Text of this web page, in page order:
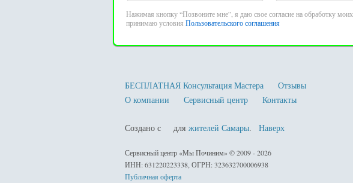
Нажимая кнопку “Позвоните мне”, я даю свое согласие на обработку
принимаю условия Пользовательского соглашения
БЕСПЛАТНАЯ Консультация Мастера
Отзывы
О компании
Сервисный центр Контакты
Создано с любовью
для жителей Самары. Наверх
Сервисный центр «Мы Починим» © 2009 - 2026
ИНН: 631220223338, ОГРН: 323632700006938
Публичная оферта